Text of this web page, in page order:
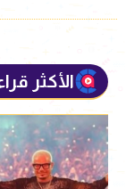
الأكثر